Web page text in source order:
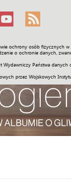
ochrony osób
o ochronie danych,
Państwa
przez Wojskowych
Galerie